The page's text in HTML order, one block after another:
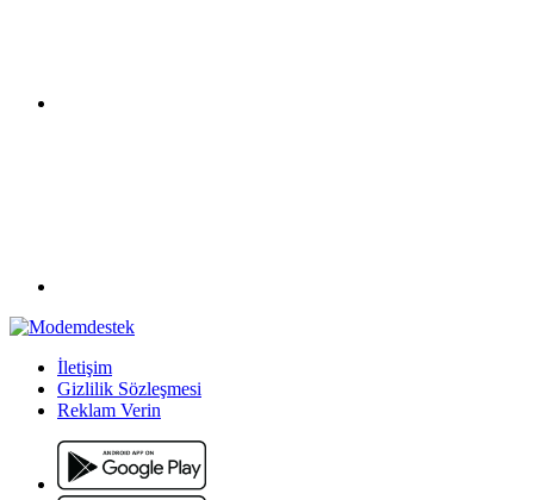
İletişim
Gizlilik Sözleşmesi
Reklam Verin